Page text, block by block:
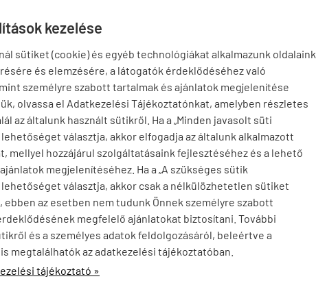
kezelése
sütiket (cookie) és egyéb technológiákat alkalmazunk oldalaink
és elemzésére, a látogatók érdeklődéséhez való
személyre szabott tartalmak és ajánlatok megjelenítése
olvassa el Adatkezelési Tájékoztatónkat, amelyben részletes
az általunk használt sütikről. Ha a „Minden javasolt süti
lehetőséget választja, akkor elfogadja az általunk alkalmazott
mellyel hozzájárul szolgáltatásaink fejlesztéséhez és a lehető
megjelenítéséhez. Ha a „A szükséges sütik
lehetőséget választja, akkor csak a nélkülözhetetlen sütiket
ebben az esetben nem tudunk Önnek személyre szabott
megfelelő ajánlatokat biztosítani. További
és a személyes adatok feldolgozásáról, beleértve a
megtalálhatók az adatkezelési tájékoztatóban.
tájékoztató »
Vitaminstore / Gymstore Hungary-ÁSZF-Adatkezelési tájékoztató
3 mg, Now Liquid Melatonin, 60 ml